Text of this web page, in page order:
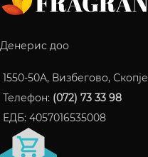
Денерис доо
1550-50A, Визбегово, Скопје
Телефон: (072) 73 33 98
ЕДБ: 4057016535008